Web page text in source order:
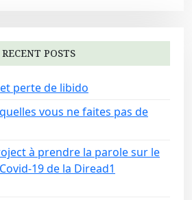
RECENT POSTS
perte de libido
vous ne faites pas de
à prendre la parole sur le
19 de la Diread1